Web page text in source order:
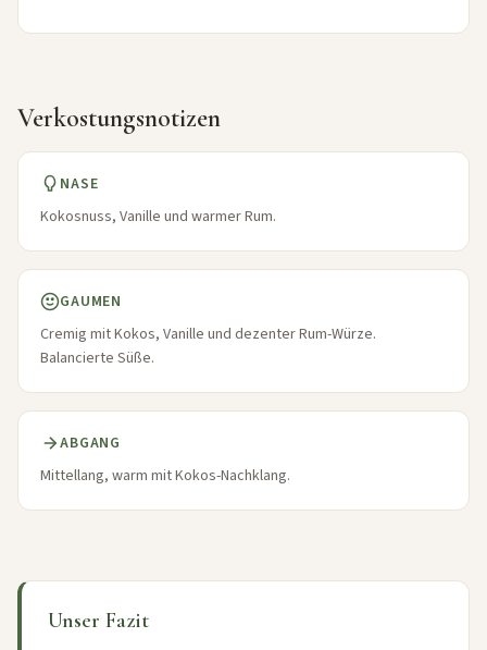
Verkostungsnotizen
NASE
Kokosnuss, Vanille und warmer Rum.
GAUMEN
Cremig mit Kokos, Vanille und dezenter Rum-Würze.
Balancierte Süße.
ABGANG
Mittellang, warm mit Kokos-Nachklang.
Unser Fazit